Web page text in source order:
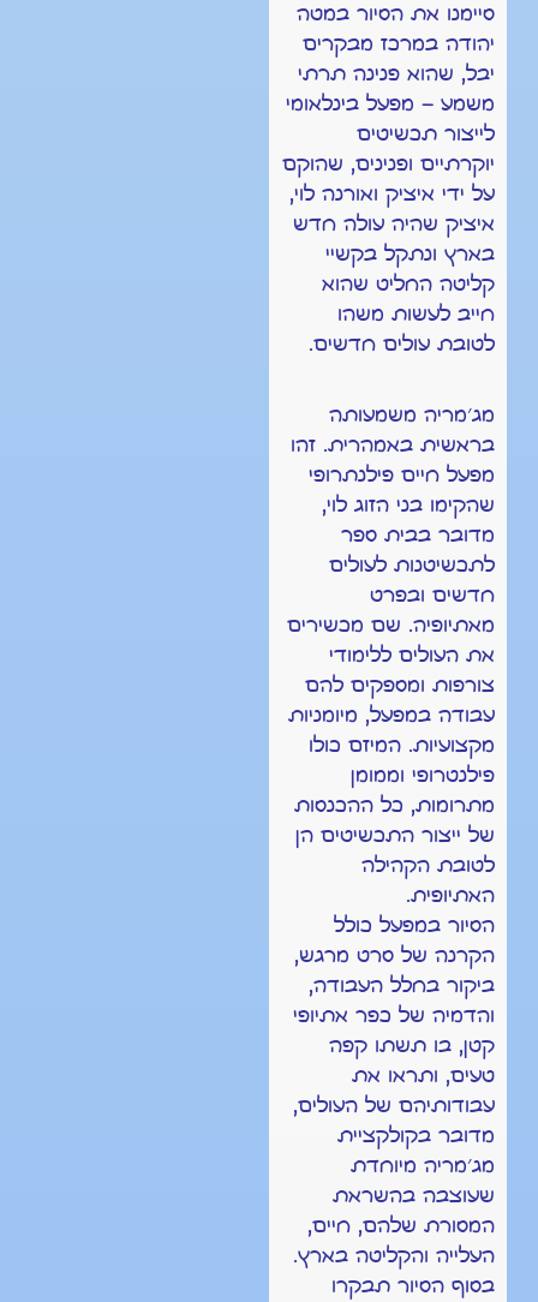
סיימנו את הסיור במטה
יהודה במרכז מבקרים
יבל, שהוא פנינה תרתי
משמע – מפעל בינלאומי
לייצור תכשיטים
יוקרתיים ופנינים, שהוקם
על ידי איציק ואורנה לוי,
איציק שהיה עולה חדש
בארץ ונתקל בקשיי
קליטה החליט שהוא
חייב לעשות משהו
לטובת עולים חדשים.
מג׳מריה משמעותה
בראשית באמהרית. זהו
מפעל חיים פילנתרופי
שהקימו בני הזוג לוי,
מדובר בבית ספר
לתכשיטנות לעולים
חדשים ובפרט
מאתיופיה. שם מכשירים
את העולים ללימודי
צורפות ומספקים להם
עבודה במפעל, מיומניות
מקצועיות. המיזם כולו
פילנטרופי וממומן
מתרומות, כל ההכנסות
של ייצור התכשיטים הן
לטובת הקהילה
האתיופית.
הסיור במפעל כולל
הקרנה של סרט מרגש,
ביקור בחלל העבודה,
והדמיה של כפר אתיופי
קטן, בו תשתו קפה
טעים, ותראו את
עבודותיהם של העולים,
מדובר בקולקציית
מג׳מריה מיוחדת
שעוצבה בהשראת
המסורת שלהם, חיים,
העלייה והקליטה בארץ.
בסוף הסיור תבקרו